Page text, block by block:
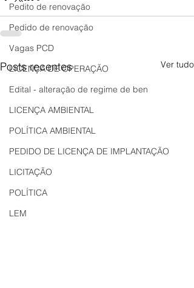
Pedito de renovação
Pedido de renovação
Vagas PCD
LICENÇA DE OPERAÇÃO
Edital - alteração de regime de ben
LICENÇA AMBIENTAL
POLÍTICA AMBIENTAL
PEDIDO DE LICENÇA DE IMPLANTAÇÃO
LICITAÇÃO
POLÍTICA
LEM
Posts recentes Ver tudo